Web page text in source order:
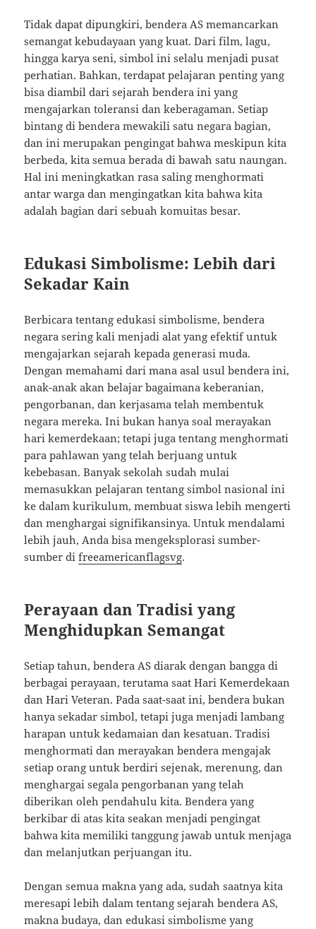
Tidak dapat dipungkiri, bendera AS memancarkan
semangat kebudayaan yang kuat. Dari film, lagu,
hingga karya seni, simbol ini selalu menjadi pusat
perhatian. Bahkan, terdapat pelajaran penting yang
bisa diambil dari sejarah bendera ini yang
mengajarkan toleransi dan keberagaman. Setiap
bintang di bendera mewakili satu negara bagian,
dan ini merupakan pengingat bahwa meskipun kita
berbeda, kita semua berada di bawah satu naungan.
Hal ini meningkatkan rasa saling menghormati
antar warga dan mengingatkan kita bahwa kita
adalah bagian dari sebuah komuitas besar.
Edukasi Simbolisme: Lebih dari
Sekadar Kain
Berbicara tentang edukasi simbolisme, bendera
negara sering kali menjadi alat yang efektif untuk
mengajarkan sejarah kepada generasi muda.
Dengan memahami dari mana asal usul bendera ini,
anak-anak akan belajar bagaimana keberanian,
pengorbanan, dan kerjasama telah membentuk
negara mereka. Ini bukan hanya soal merayakan
hari kemerdekaan; tetapi juga tentang menghormati
para pahlawan yang telah berjuang untuk
kebebasan. Banyak sekolah sudah mulai
memasukkan pelajaran tentang simbol nasional ini
ke dalam kurikulum, membuat siswa lebih mengerti
dan menghargai signifikansinya. Untuk mendalami
lebih jauh, Anda bisa mengeksplorasi sumber-
sumber difreeamericanflagsvg.
Perayaan dan Tradisi yang
Menghidupkan Semangat
Setiap tahun, bendera AS diarak dengan bangga di
berbagai perayaan, terutama saat Hari Kemerdekaan
dan Hari Veteran. Pada saat-saat ini, bendera bukan
hanya sekadar simbol, tetapi juga menjadi lambang
harapan untuk kedamaian dan kesatuan. Tradisi
menghormati dan merayakan bendera mengajak
setiap orang untuk berdiri sejenak, merenung, dan
menghargai segala pengorbanan yang telah
diberikan oleh pendahulu kita. Bendera yang
berkibar di atas kita seakan menjadi pengingat
bahwa kita memiliki tanggung jawab untuk menjaga
dan melanjutkan perjuangan itu.
Dengan semua makna yang ada, sudah saatnya kita
meresapi lebih dalam tentang sejarah bendera AS,
makna budaya, dan edukasi simbolisme yang